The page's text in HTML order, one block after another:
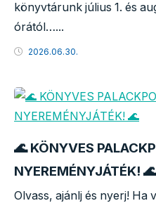
könyvtárunk július 1. és
órától…...
2026.06.30.
🌊 KÖNYVES
NYEREMÉNYJÁTÉK! 🌊
Olvass, ajánlj és nyerj! Ha